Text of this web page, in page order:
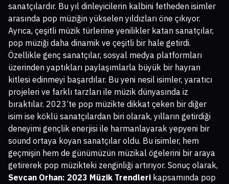
sanatçılardır. Bu yıl dinleyicilerin kalbini fetheden isimler
arasında pop müziğin yükselen yıldızları öne çıkıyor.
Ayrıca, çeşitli müzik türlerine yenilikler katan sanatçılar,
pop müziği daha dinamik ve çeşitli bir hale getirdi.
Özellikle genç sanatçılar, sosyal medya platformları
üzerinden yaptıkları paylaşımlarla büyük bir hayran
kitlesi edinmeyi başardılar. Bu yeni nesil isimler, yaratıcı
projeleri ve farklı tarzları ile müzik dünyasında iz
bıraktılar. 2023’te pop müzikte dikkat çeken bir diğer
isim ise köklü sanatçılardan biri olarak, yılların getirdiği
deneyimi gençlik enerjisi ile harmanlayarak yepyeni bir
sound ortaya koyan sanatçılar oldu. Bu isimler, hem
geçmişin hem de günümüzün müzikal ögelerini bir araya
getirerek pop müzikteki zenginliği artırıyor. Sonuç olarak,
Sevcan Orhan: 2023 Müzik Trendleri kapsamında pop